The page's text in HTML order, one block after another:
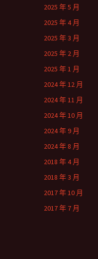
2025 年 5 月
2025 年 4 月
2025 年 3 月
2025 年 2 月
2025 年 1 月
2024 年 12 月
2024 年 11 月
2024 年 10 月
2024 年 9 月
2024 年 8 月
2018 年 4 月
2018 年 3 月
2017 年 10 月
2017 年 7 月